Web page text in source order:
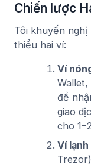
Chiến lược
Tôi khuyến
thiểu hai ví:
Ví
Wallet,
để
giao
cho
Ví